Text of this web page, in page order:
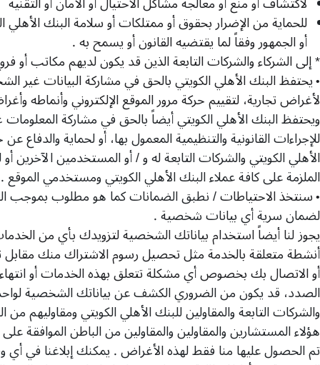
للحماية من الإضرار بحقوق أو ممتلكات أو سلامة البنك الأهلي
أو الجمهور وفقاً لما يقتضيه القانون أو يسمح به.
*إلى الشركاء والشركات التابعة الذين قد يكون لديهم مكاتب أو
•يحتفظ البنك الأهلي الكويتي بالحق في مشاركة البيانات غير
لأغراض تجارية، لتقييم حركة مرور الموقع الإلكتروني وأنماطه
ويحتفظ البنك الأهلي الكويتي أيضاً بالحق في مشاركة
للإجراءات القانونية والتنظيمية المعمول بها، أو لحماية
الأهلي الكويتي والشركات التابعة له و/أو المستخدمين الآخرين
الملزمة على كافة عملاء البنك الأهلي الكويتي ومستخدمي الموقع.
•سنتخذ الاحتياطات/نطبق الضمانات كما هو مطلوب بموجب
لضمان سرية أي بيانات شخصية.
يجوز لنا أيضاً استخدام بياناتك الشخصية لتزويدك بأي من
أنشطة متعلقة بالخدمة مثل تحصيل رسوم الاشتراك منك
أو الاتصال بك بخصوص أي مشكلة تتعلق بهذه الخدمات أو
الصدد، قد يكون من الضروري الكشف عن بياناتك الشخصية
والشركات التابعة والمقاولين للبنك الأهلي الكويتي
هؤلاء المستشارين والمقاولين والمقاولين من الباطن الموافقة
تم الحصول عليها منا فقط لهذه الأغراض.يمكنك إبلاغنا في